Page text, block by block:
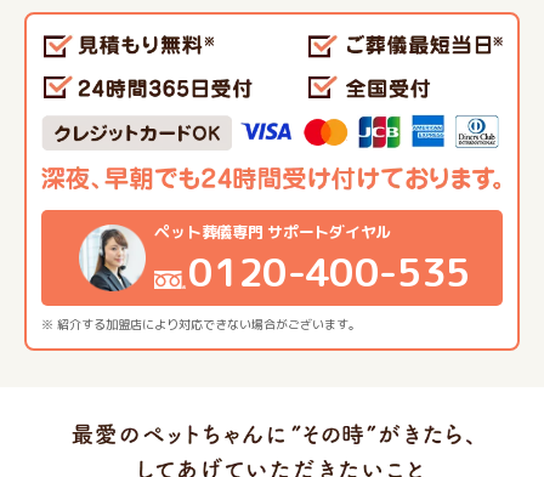
※ 紹介する加盟店により対応できない場合がございます。
ペット葬儀専門 サポートダイヤル
0120-400-535